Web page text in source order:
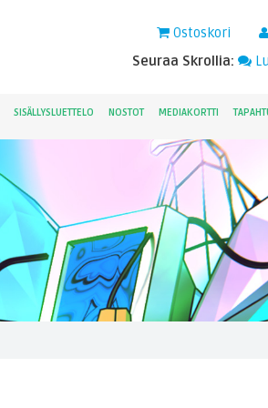
Ostoskori
Seuraa Skrollia:
SISÄLLYSLUETTELO NOSTOT MEDIAKORTTI